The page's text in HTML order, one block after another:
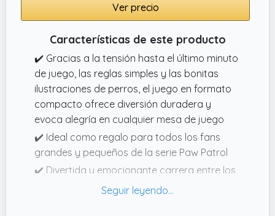
Ver precio
Características de este producto
✔️ Gracias a la tensión hasta el último minuto
de juego, las reglas simples y las bonitas
ilustraciones de perros, el juego en formato
compacto ofrece diversión duradera y
evoca alegría en cualquier mesa de juego
✔️ Ideal como regalo para todos los fans
grandes y pequeños de la serie Paw Patrol
✔️ Divertida y emocionante carrera entre los
héroes de la Patrulla Canina Chase, Marshall,